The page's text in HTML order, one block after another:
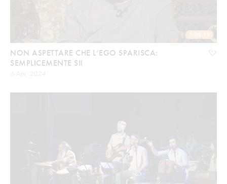
3:08:19
NON ASPETTARE CHE L’EGO SPARISCA:
SEMPLICEMENTE SII